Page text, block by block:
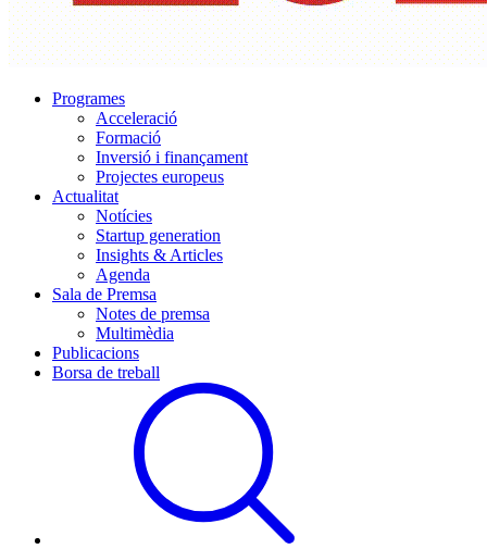
Programes
Acceleració
Formació
Inversió i finançament
Projectes europeus
Actualitat
Notícies
Startup generation
Insights & Articles
Agenda
Sala de Premsa
Notes de premsa
Multimèdia
Publicacions
Borsa de treball